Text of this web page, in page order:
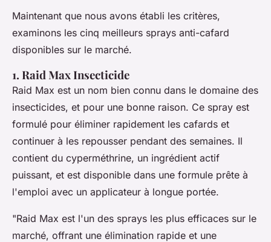
Maintenant que nous avons établi les critères,
examinons les cinq meilleurs sprays anti-cafard
disponibles sur le marché.
1. Raid Max Insecticide
Raid Max est un nom bien connu dans le domaine des
insecticides, et pour une bonne raison. Ce spray est
formulé pour éliminer rapidement les cafards et
continuer à les repousser pendant des semaines. Il
contient du cyperméthrine, un ingrédient actif
puissant, et est disponible dans une formule prête à
l'emploi avec un applicateur à longue portée.
"Raid Max est l'un des sprays les plus efficaces sur le
marché, offrant une élimination rapide et une